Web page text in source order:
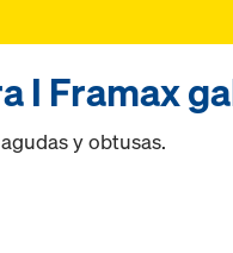
I Framax
y obtusas.